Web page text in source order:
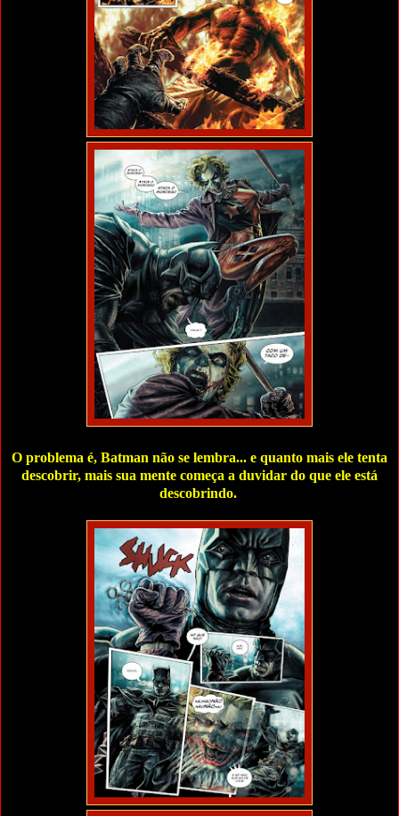
O problema é, Batman não se lembra... e quanto mais ele tenta
descobrir, mais sua mente começa a duvidar do que ele está
descobrindo.